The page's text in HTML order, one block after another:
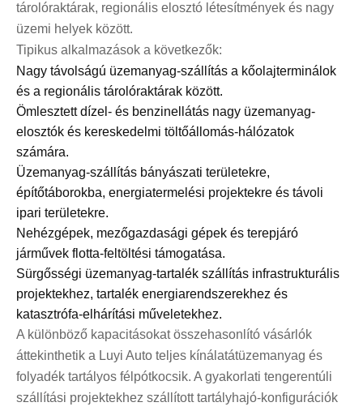
tárolóraktárak, regionális elosztó létesítmények és nagy
üzemi helyek között.
Tipikus alkalmazások a következők:
Nagy távolságú üzemanyag-szállítás a kőolajterminálok
és a regionális tárolóraktárak között.
Ömlesztett dízel- és benzinellátás nagy üzemanyag-
elosztók és kereskedelmi töltőállomás-hálózatok
számára.
Üzemanyag-szállítás bányászati ​​területekre,
építőtáborokba, energiatermelési projektekre és távoli
ipari területekre.
Nehézgépek, mezőgazdasági gépek és terepjáró
járművek flotta-feltöltési támogatása.
Sürgősségi üzemanyag-tartalék szállítás infrastrukturális
projektekhez, tartalék energiarendszerekhez és
katasztrófa-elhárítási műveletekhez.
A különböző kapacitásokat összehasonlító vásárlók
áttekinthetik a Luyi Auto teljes kínálatátüzemanyag és
folyadék tartályos félpótkocsik. A gyakorlati tengerentúli
szállítási projektekhez szállított tartályhajó-konfigurációk